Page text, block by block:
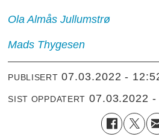
Ola Almås Jullumstrø
Mads Thygesen
PUBLISERT 07.03.2022 -
SIST OPPDATERT 07.03.2022